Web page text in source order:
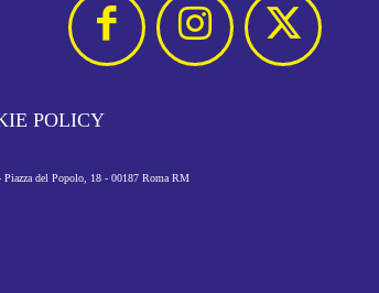
POLICY
Piazza del Popolo, 18 - 00187 Roma RM